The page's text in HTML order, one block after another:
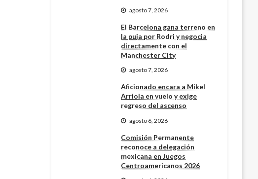
agosto 7, 2026
El Barcelona gana terreno en
la puja por Rodri y negocia
directamente con el
Manchester City
agosto 7, 2026
Aficionado encara a Mikel
Arriola en vuelo y exige
regreso del ascenso
agosto 6, 2026
Comisión Permanente
reconoce a delegación
mexicana en Juegos
Centroamericanos 2026